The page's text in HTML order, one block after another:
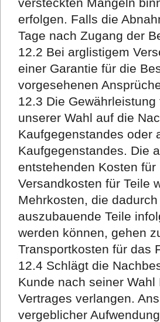
erfolgen. Falls die
Tage nach Zugang der
12.2 Bei arglistigem
einer Garantie für die
vorgesehenen
12.3 Die
unserer Wahl auf die
Kaufgegenstandes oder
Kaufgegenstandes. Die
entstehenden Kosten
Versandkosten für Teile
Mehrkosten, die
auszubauende Teile
werden können, gehen
Transportkosten für das
12.4 Schlägt die
Kunde nach seiner
Vertrages verlangen.
vergeblicher